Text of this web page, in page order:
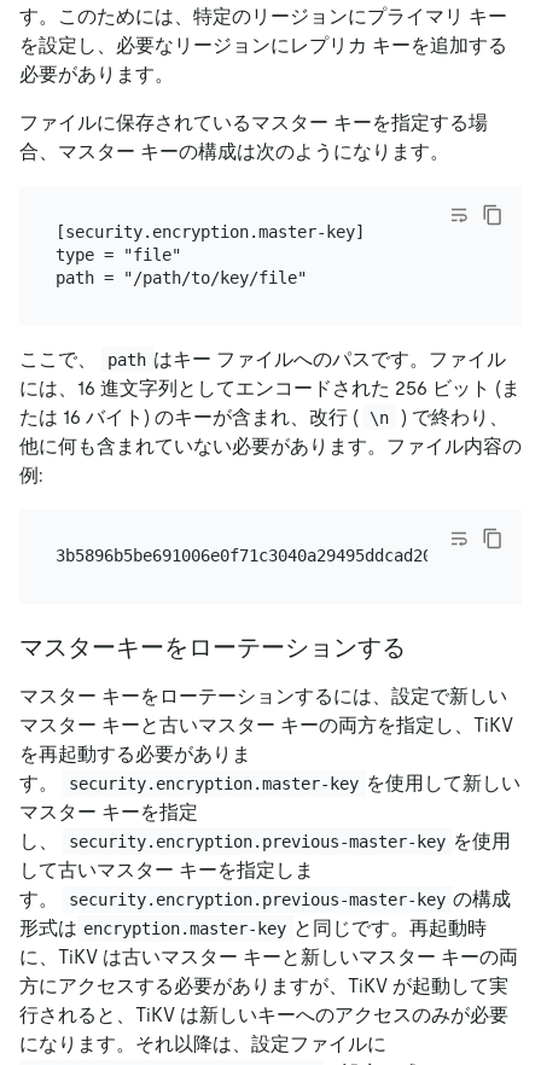
す。このためには、特定のリージョンにプライマリ キー
を設定し、必要なリージョンにレプリカ キーを追加する
必要があります。
ファイルに保存されているマスター キーを指定する場
合、マスター キーの構成は次のようになります。
[security.encryption.master-key]
type = "file"
ここで、 path はキー ファイルへのパスです。ファイル
には、16 進文字列としてエンコードされた 256 ビット (ま
たは 16 バイト) のキーが含まれ、改行 (
\n
) で終わり、
他に何も含まれていない必要があります。ファイル内容の
例:
マスターキーをローテーションする
マスター キーをローテーションするには、設定で新しい
マスター キーと古いマスター キーの両方を指定し、TiKV
を再起動する必要がありま
す。
security.encryption.master-key を使用して新しい
マスター キーを指定
し、
security.encryption.previous-master-key を使用
して古いマスター キーを指定しま
す。
security.encryption.previous-master-key の構成
形式は encryption.master-key と同じです。再起動時
に、TiKV は古いマスター キーと新しいマスター キーの両
方にアクセスする必要がありますが、TiKV が起動して実
行されると、TiKV は新しいキーへのアクセスのみが必要
になります。それ以降は、設定ファイルに